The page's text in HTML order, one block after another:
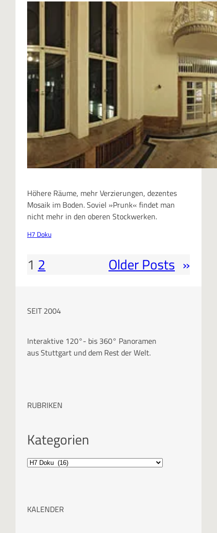
Höhere Räume, mehr Verzierungen, dezentes
Mosaik im Boden. Soviel »Prunk« findet man
nicht mehr in den oberen Stockwerken.
H7 Doku
1 2 Older Posts »
SEIT 2004
Interaktive 120°- bis 360° Panoramen
aus Stuttgart und dem Rest der Welt.
RUBRIKEN
Kategorien
KALENDER